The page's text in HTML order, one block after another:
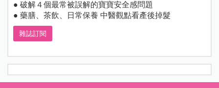
● 破解４個最常被誤解的寶寶安全感問題
● 藥膳、茶飲、日常保養 中醫觀點看產後掉髮
雜誌訂閱